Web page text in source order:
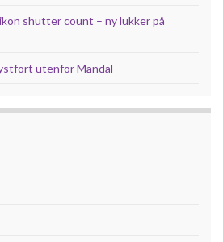
shutter count – ny lukker på
utenfor Mandal